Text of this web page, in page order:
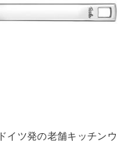
イツ発の老舗キッチンウ